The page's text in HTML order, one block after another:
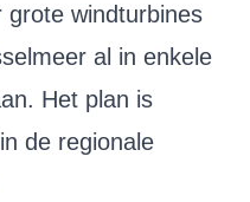
windturbines
al in enkele
Het plan is
de regionale